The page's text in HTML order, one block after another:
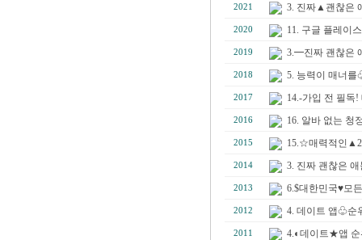
2021 3. 진짜▲괜찮은
2020 11. 구글 플레이
2019 3.━진짜 괜찮은
2018 5. 능력이 매너
2017 14.-가입 전 필독
2016 16. 알바 없는 청
2015 15.☆매력적인
2014 3. 진짜 괜찮은
2013 6.$대한민국♥모
2012 4. 데이트 앱♧순
2011 4.◐데이트★앱